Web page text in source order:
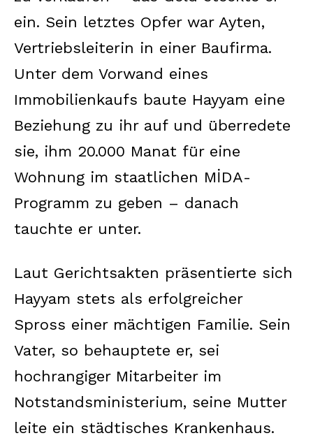
ein. Sein letztes Opfer war Ayten,
Vertriebsleiterin in einer Baufirma.
Unter dem Vorwand eines
Immobilienkaufs baute Hayyam eine
Beziehung zu ihr auf und überredete
sie, ihm 20.000 Manat für eine
Wohnung im staatlichen MİDA-
Programm zu geben – danach
tauchte er unter.
Laut Gerichtsakten präsentierte sich
Hayyam stets als erfolgreicher
Spross einer mächtigen Familie. Sein
Vater, so behauptete er, sei
hochrangiger Mitarbeiter im
Notstandsministerium, seine Mutter
leite ein städtisches Krankenhaus.